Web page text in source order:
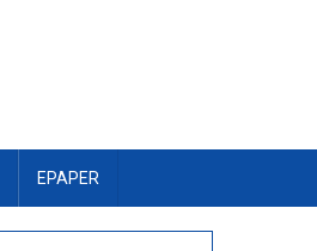
EPAPER